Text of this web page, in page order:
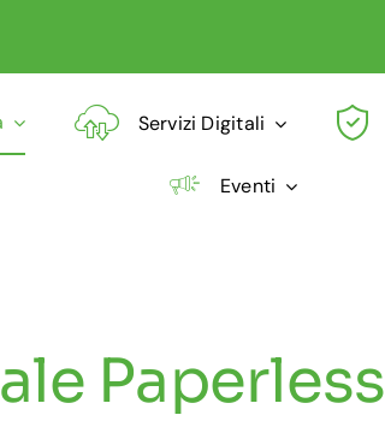
Servizi Digitali
Eventi
Paperless